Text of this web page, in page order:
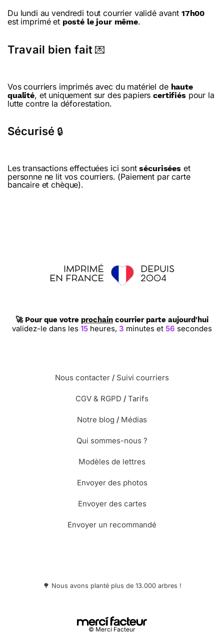
Du lundi au vendredi tout courrier validé avant 17h00
est imprimé et posté le jour même.
Travail bien fait 💌
Vos courriers imprimés avec du matériel de haute
qualité, et uniquement sur des papierscertifiés pour la
lutte contre la déforestation.
Sécurisé 🔒
Les transactions effectuées ici sontsécurisées et
personne ne lit vos courriers. (Paiement par carte
bancaire et chèque).
🚀 Pour que votre prochain courrier parte aujourd'hui
validez-le dans les15 heures,3 minutes et55 secondes
Nous contacter / Suivi courriers
CGV & RGPD / Tarifs
Notre blog / Médias
Qui sommes-nous ?
Modèles de lettres
Envoyer des photos
Envoyer des cartes
Envoyer un recommandé
🌳 Nous avons planté plus de 13.000 arbres !
© Merci Facteur